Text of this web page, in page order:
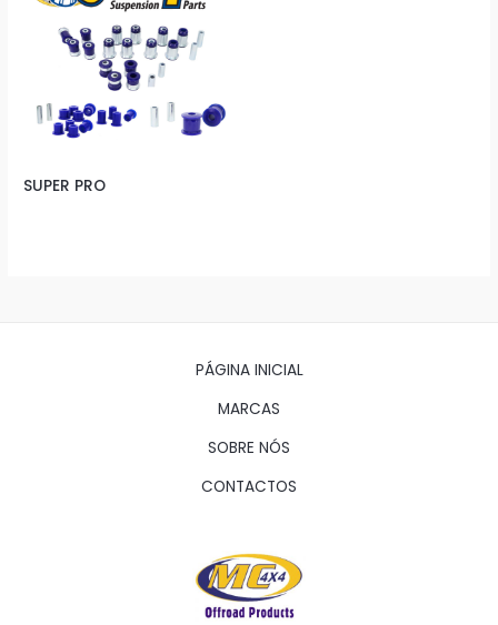
SUPER PRO
PÁGINA INICIAL
MARCAS
SOBRE NÓS
CONTACTOS